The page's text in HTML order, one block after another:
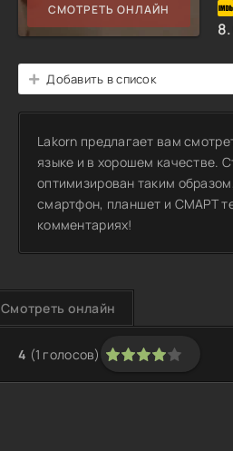
СМОТРЕТЬ ОНЛАЙН
Добавить в список
Lakorn предлагает вам
языке и в хорошем качестве.
оптимизирован таким
смартфон, планшет и СМАРТ
комментариях!
Смотреть онлайн
4 (1 голосов)
1 2 3 4 5